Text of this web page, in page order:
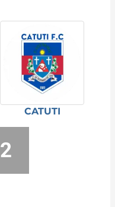
CATUTI
2